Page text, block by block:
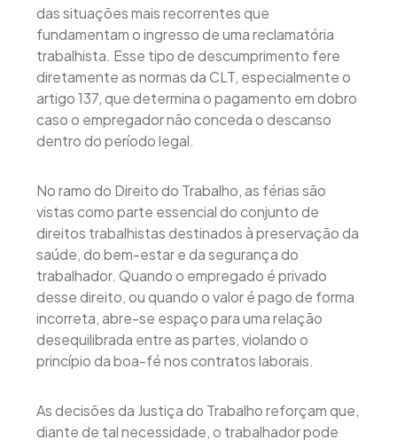
das situações mais recorrentes que
fundamentam o ingresso de uma reclamatória
trabalhista. Esse tipo de descumprimento fere
diretamente as normas da CLT, especialmente o
artigo 137, que determina o pagamento em dobro
caso o empregador não conceda o descanso
dentro do período legal.
No ramo do Direito do Trabalho, as férias são
vistas como parte essencial do conjunto de
direitos trabalhistas destinados à preservação da
saúde, do bem-estar e da segurança do
trabalhador. Quando o empregado é privado
desse direito, ou quando o valor é pago de forma
incorreta, abre-se espaço para uma relação
desequilibrada entre as partes, violando o
princípio da boa-fé nos contratos laborais.
As decisões da Justiça do Trabalho reforçam que,
diante de tal necessidade, o trabalhador pode